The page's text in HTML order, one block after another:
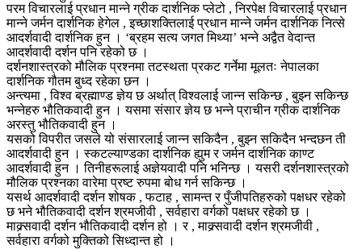
परम विचारलाई प्रधान मान्ने ग्रीक दार्शनिक प्लेटो , निरपेक्ष विचारलाई प्रधान
मान्ने जर्मन दार्शनिक हेगेल , इच्छाशक्तिलाई प्रधान मान्ने जर्मन दार्शनिक नित्से
आदर्शवादी दार्शनिक हुन । ‘ब्रहम सत्य जगत मिथ्या’ भन्ने अद्वैत वेदान्त
आदर्शवादी दर्शन पनि रहेको छ ।
दर्शनशास्त्रको मौलिक प्रश्नमा तटस्थता प्रकट गर्नेमा मूलतः नेपालका
दार्शनिक गौतम बुध्द रहेका छन ।
अन्त्यमा , विश्व ब्रह्माण्ड ज्ञेय छ अर्थात् विश्वलाई जान्न सकिन्छ , बुझ्न सकिन्छ
भन्नेहरु भौतिकवादी हुन । यसमा संसार ज्ञेय छ भन्ने प्राचीन ग्रीक दार्शनिक
अरस्तु भौतिकवादी हुन ।
यसको विपरीत जसले यो संसारलाई जान्न सकिदैन , बुझ्न सकिदैन भन्दछन ती
आदर्शवादी हुन । स्कटल्याण्डका दार्शनिक ह्युम र जर्मन दार्शनिक काण्ट
आदर्शवादी हुन । तिनीहरूलाई अज्ञेयवादी पनि भनिन्छ । यसरी दर्शनशास्त्रको
मौलिक प्रश्नका वारेमा प्रष्ट रुपमा बोध गर्न सकिन्छ ।
यसर्थ आदर्शवादी दर्शन शोषक , फटाह , सामन्त र पुँजीपतिहरुको पक्षधर रहेको
छ भने भौतिकवादी दर्शन श्रमजीवी , सर्वहारा वर्गको पक्षधर रहेको छ ।
माक्र्सवादी दर्शन भौतिकवादी दर्शन हो । र , माक्र्सवादी दर्शन श्रमजीवी ,
सर्वहारा वर्गको मुक्तिको सिध्दान्त हो ।